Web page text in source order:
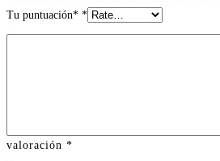
Tu puntuación* *
valoración *